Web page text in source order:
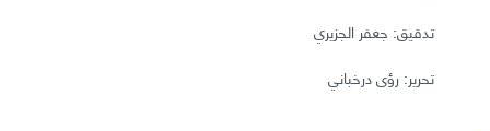
تدقيق: جعفر الجزيري
تحرير: رؤى درخباني